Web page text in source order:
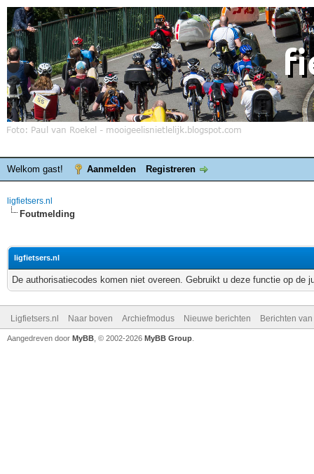
Welkom gast! Aanmelden Registreren
ligfietsers.nl
Foutmelding
ligfietsers.nl
De authorisatiecodes komen niet overeen. Gebruikt u deze functie op de
Ligfietsers.nl Naar boven Archiefmodus Nieuwe berichten Berichten
Aangedreven door MyBB , © 2002-2026 MyBB Group